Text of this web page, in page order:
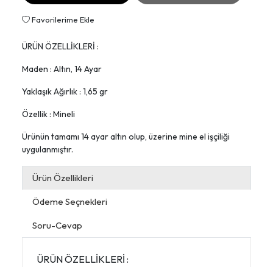
Favorilerime Ekle
ÜRÜN ÖZELLİKLERİ :
Maden : Altın, 14 Ayar
Yaklaşık Ağırlık : 1,65 gr
Özellik : Mineli
Ürünün tamamı 14 ayar altın olup, üzerine mine el işçiliği
uygulanmıştır.
Ürün Özellikleri
Ödeme Seçnekleri
Soru-Cevap
ÜRÜN ÖZELLİKLERİ :